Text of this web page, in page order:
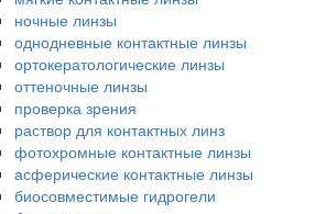
ночные линзы
однодневные контактные линзы
ортокератологические линзы
оттеночные линзы
проверка зрения
раствор для контактных линз
фотохромные контактные линзы
асферические контактные линзы
биосовместимые гидрогели